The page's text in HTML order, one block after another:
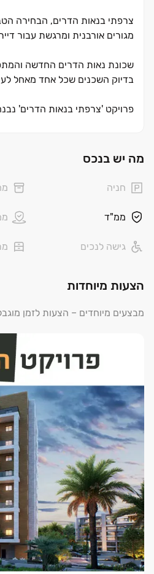
צרפתי בנאות הדרים, הבחירה
מגורים אורבנית ומרגשת עבור
שכונת נאות הדרים החדשה
בדיוק השכנים שכל אחד מאחל
פרויקט 'צרפתי בנאות הדרים'
שונים אשר נבנו בסטנדרט
יוכלו התושבים להגיע למוסדות
מתקני ספורט, פארקים ועוד.
העירייה ובו האגם המרשים,
מה יש בנכס
חניה
ממ"ד
גישה לנכים
הצעות מיוחדות
מבצעים מיוחדים – הצעות לזמן